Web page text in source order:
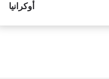
أوكرانيا